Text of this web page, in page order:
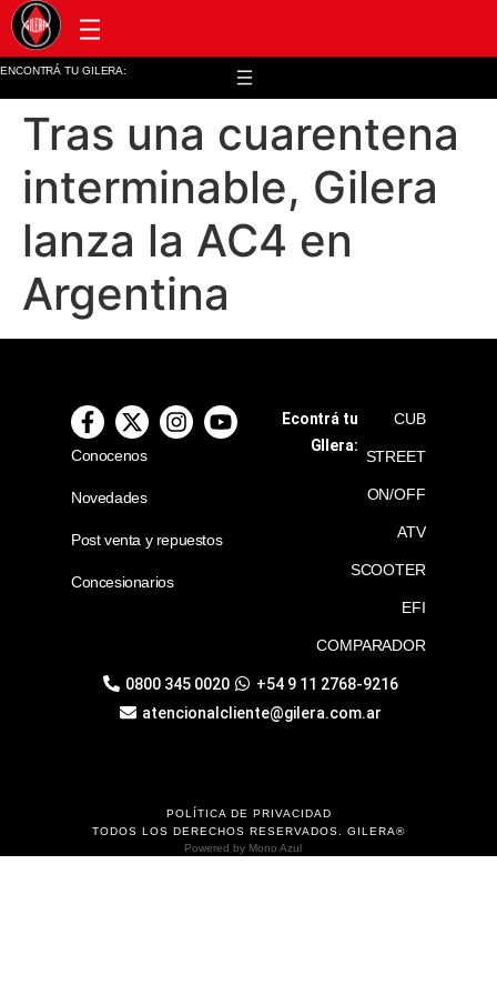
ENCONTRÁ TU GILERA:
Tras una cuarentena
interminable, Gilera
lanza la AC4 en
Argentina
Conocenos
Novedades
Post venta y repuestos
Concesionarios
Econtrá tu
GIlera:
CUB
STREET
ON/OFF
ATV
SCOOTER
EFI
COMPARADOR
0800 345 0020
+54 9 11 2768-9216
atencionalcliente@gilera.com.ar
POLÍTICA DE PRIVACIDAD
TODOS LOS DERECHOS RESERVADOS. GILERA®
Powered by Mono Azul